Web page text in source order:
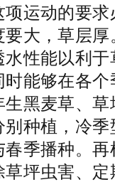
运动的要
大，草层
性能以利
能够在各
黑麦草、
种植，冷
季播种。
坪虫害、